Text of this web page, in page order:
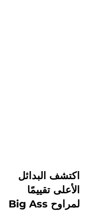
اكتشف البدائل
الأعلى تقييمًا
لمراوح Big Ass